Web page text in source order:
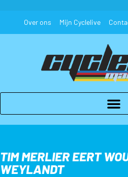
Over ons Mijn Cyclelive
TIM MERLIER EERT
WEYLANDT